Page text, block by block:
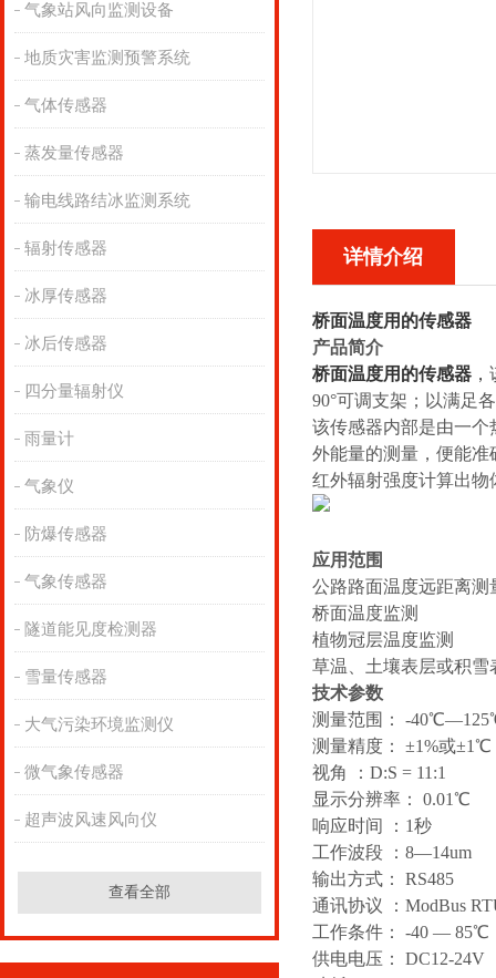
气象站风向监测设备
地质灾害监测预警系统
气体传感器
蒸发量传感器
输电线路结冰监测系统
辐射传感器
冰厚传感器
冰后传感器
四分量辐射仪
雨量计
气象仪
防爆传感器
气象传感器
隧道能见度检测器
雪量传感器
大气污染环境监测仪
微气象传感器
超声波风速风向仪
查看全部
详情介绍
桥面温度用的传感器
产品简介
桥面温度用的传感器 ，
90°可调支架；以满足
该传感器内部是由一
外能量的测量，便能
红外辐射强度计算出
应用范围
公路路面温度远距离测
桥面温度监测
植物冠层温度监测
草温、土壤表层或积雪
技术参数
测量范围： -
测量精度： ±1%或±1℃
视角 ：D:S = 11:1
显示分辨率： 0.01℃
响应时间 ：1秒
工作波段 ：8—14um
输出方式： RS485
通讯协议 ：ModBus
工作条件： -40 — 85℃
供电电压： DC12-24V